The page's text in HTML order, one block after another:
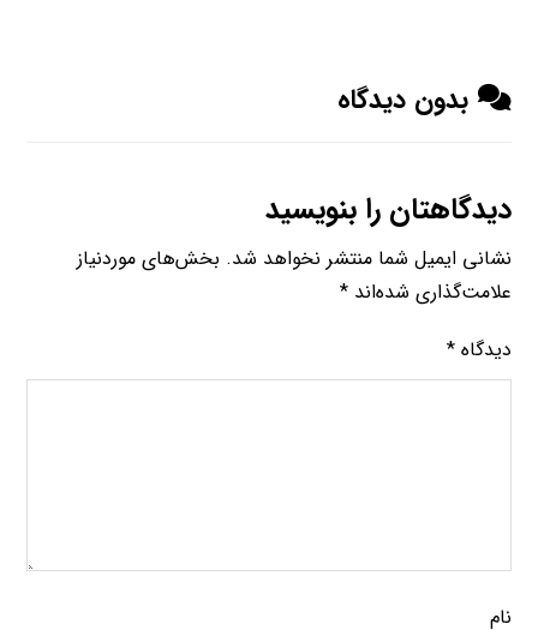
بدون دیدگاه
دیدگاهتان را بنویسید
نشانی ایمیل شما منتشر نخواهد شد. بخش‌های موردنیاز
علامت‌گذاری شده‌اند*
دیدگاه*
نام